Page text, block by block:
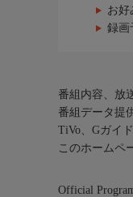
お好
録画
番組内容、放
番組データ提
TiVo、Gガイ
このホームペ
Official